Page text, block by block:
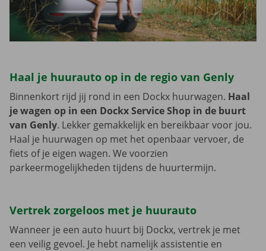
Haal je huurauto op in de regio van Genly
Binnenkort rijd jij rond in een Dockx huurwagen. Haal
je wagen op in een Dockx Service Shop in de buurt
van Genly. Lekker gemakkelijk en bereikbaar voor jou.
Haal je huurwagen op met het openbaar vervoer, de
fiets of je eigen wagen. We voorzien
parkeermogelijkheden tijdens de huurtermijn.
Vertrek zorgeloos met je huurauto
Wanneer je een auto huurt bij Dockx, vertrek je met
een veilig gevoel. Je hebt namelijk assistentie en